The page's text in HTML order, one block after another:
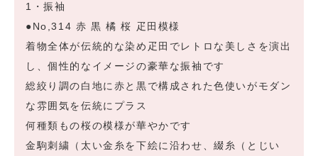
1・振袖
●No,314 赤 黒 橘 桜 疋田模様
着物全体が伝統的な染め疋田でレトロな美しさを演出
し、個性的なイメージの豪華な振袖です
総絞り調の白地に赤と黒で構成された色使いがモダン
な雰囲気を伝統にプラス
何種類もの桜の模様が華やかです
金駒刺繍（太い金糸を下絵に沿わせ、綴糸（とじい